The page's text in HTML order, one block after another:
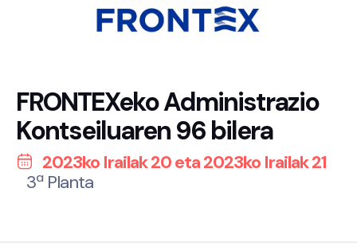
FRONTEXeko Administrazio
Kontseiluaren 96 bilera
2023ko Irailak 20 eta 2023ko Irailak 21
3ª Planta